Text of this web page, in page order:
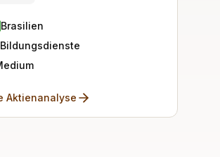
Brasilien
Bildungsdienste
Aktienanalyse